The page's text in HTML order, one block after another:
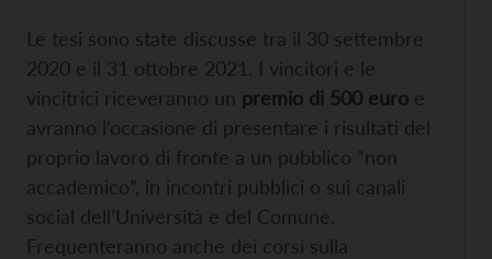
Le tesi sono state discusse tra il 30 settembre
2020 e il 31 ottobre 2021. I vincitori e le
vincitrici riceveranno un premio di 500 euro e
avranno l’occasione di presentare i risultati del
proprio lavoro di fronte a un pubblico “non
accademico”, in incontri pubblici o sui canali
social dell’Università e del Comune.
Frequenteranno anche dei corsi sulla